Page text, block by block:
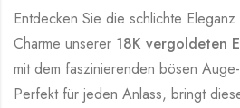
Entdecken Sie die schlichte
Charme unserer 18K vergoldeten
mit dem faszinierenden bösen
Perfekt für jeden Anlass, bringt